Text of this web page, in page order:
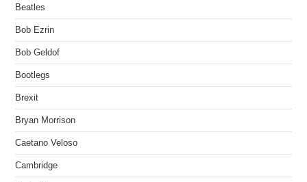
Beatles
Bob Ezrin
Bob Geldof
Bootlegs
Brexit
Bryan Morrison
Caetano Veloso
Cambridge